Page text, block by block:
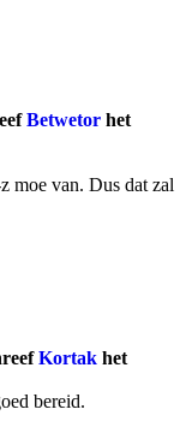
Betwetor het
moe van. Dus dat zal
Kortak het
bereid.